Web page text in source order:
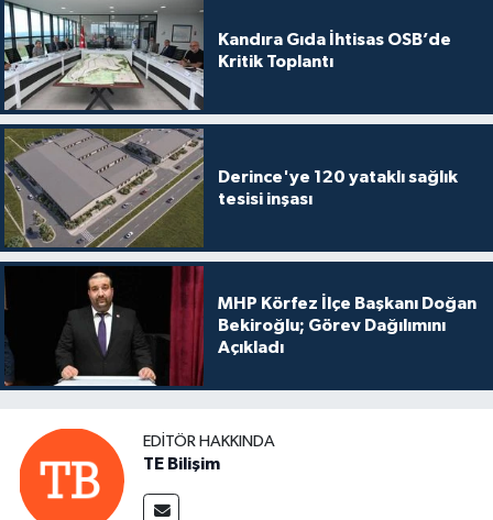
Kandıra Gıda İhtisas OSB’de
Kritik Toplantı
Derince'ye 120 yataklı sağlık
tesisi inşası
MHP Körfez İlçe Başkanı Doğan
Bekiroğlu; Görev Dağılımını
Açıkladı
EDITÖR HAKKINDA
TE Bilişim